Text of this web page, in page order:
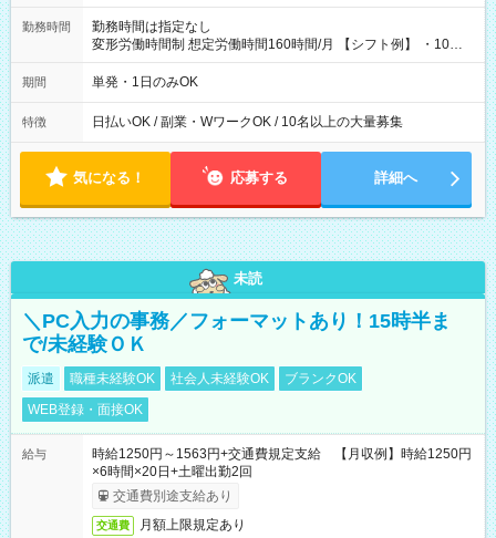
勤務時間
勤務時間は指定なし
変形労働時間制 想定労働時間160時間/月 【シフト例】 ・10：
00～20：00
期間 単発・1日のみOK
特徴 日払いOK / 副業・WワークOK / 10名以上の大量募集
気になる！ 応募する 詳細へ
未読
＼PC入力の事務／フォーマットあり！15時半ま
で/未経験ＯＫ
派遣 職種未経験OK 社会人未経験OK
ブランクOK
WEB登録・面接OK
給与
時給1250円～1563円+交通費規定支給 【月収例】時給1250円
×6時間×20日+土曜出勤2回
交通費別途支給あり
交通費 月額上限規定あり